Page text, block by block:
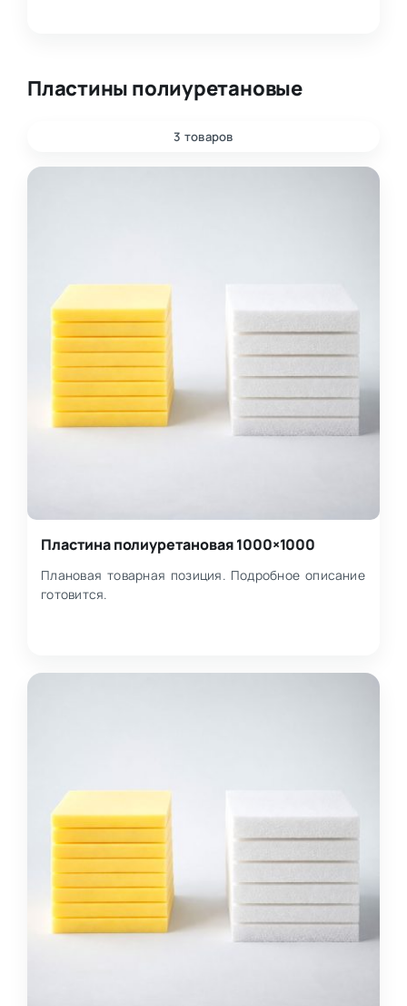
Пластины полиуретановые
3 товаров
Пластина полиуретановая 1000×1000
Плановая товарная позиция. Подробное описание
готовится.